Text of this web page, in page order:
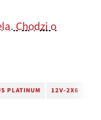
Chodzi o
PLATINUM 12V-2X6